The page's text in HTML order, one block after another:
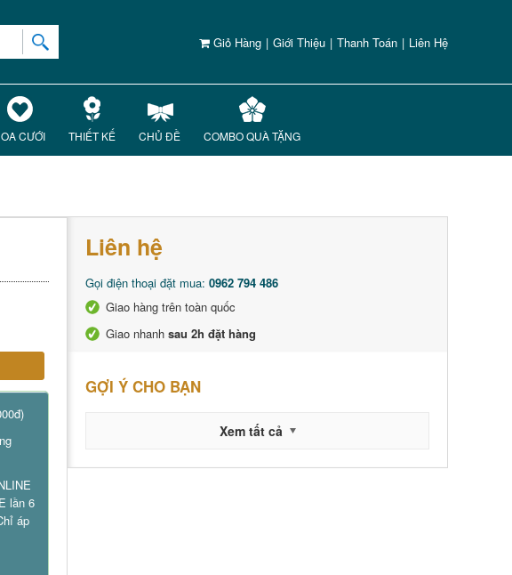
Giỏ Hàng | Giới Thiệu | Thanh Toán | Liên Hệ
CƯỚI THIẾT KẾ CHỦ ĐỀ COMBO QUÀ TẶNG
lần 6
áp
Liên hệ
Gọi điện thoại đặt mua: 0962 794 486
Giao hàng trên toàn quốc
Giao nhanh sau 2h đặt hàng
GỢI Ý CHO BẠN
Xem tất cả